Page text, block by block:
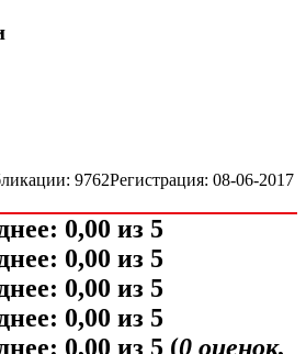
9762Регистрация: 08-06-2017
(0 оценок,